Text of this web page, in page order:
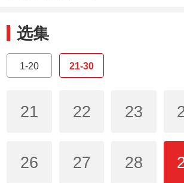
选集
1-20 21-30
21 22 23
26 27 28